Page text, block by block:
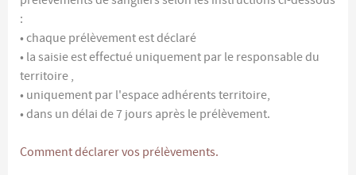
:
• chaque prélèvement est déclaré
• la saisie est effectué uniquement par le responsable du
territoire ,
• uniquement par l'espace adhérents territoire,
• dans un délai de 7 jours après le prélèvement.
Comment déclarer vos prélèvements.